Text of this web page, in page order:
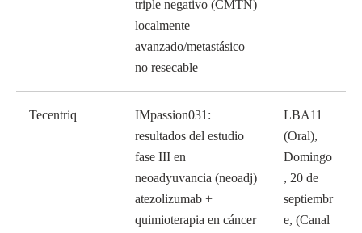
triple negativo (CMTN)
localmente
avanzado/metastásico
no resecable
Tecentriq
IMpassion031:
resultados del estudio
fase III en
neoadyuvancia (neoadj)
atezolizumab +
quimioterapia en cáncer
LBA11
(Oral),
Domingo
, 20 de
septiembr
e, (Canal